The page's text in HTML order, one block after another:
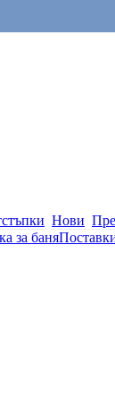
Нови
за баня